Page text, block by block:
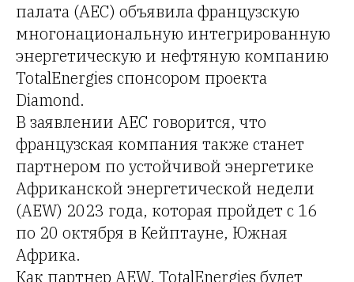
палата (AEC) объявила французскую
многонациональную интегрированную
энергетическую и нефтяную компанию
TotalEnergies спонсором проекта
Diamond.
В заявлении AEC говорится, что
французская компания также станет
партнером по устойчивой энергетике
Африканской энергетической недели
(AEW) 2023 года, которая пройдет с 16
по 20 октября в Кейптауне, Южная
Африка.
Как партнер AEW, TotalEnergies будет